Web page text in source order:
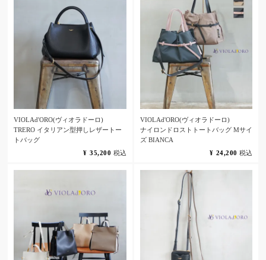
VIOLAd'ORO(ヴィオラドーロ)
TRERO イタリアン型押しレザートー
トバッグ
¥ 35,200 税込
VIOLAd'ORO(ヴィオラドーロ)
ナイロンドロストトートバッグ Mサイ
ズ BIANCA
¥ 24,200 税込